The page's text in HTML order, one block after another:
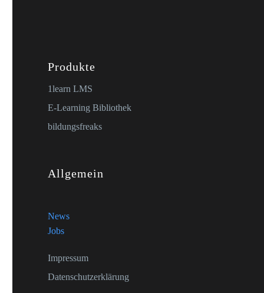
Produkte
1learn LMS
E-Learning Bibliothek
bildungsfreaks
Allgemein
News
Jobs
Impressum
Datenschutzerklärung